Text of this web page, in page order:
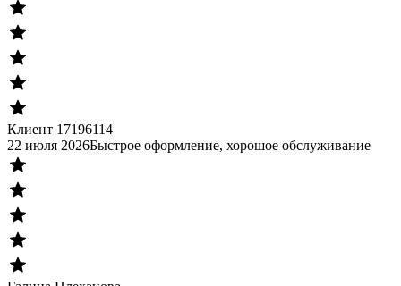
Клиент 17196114
22 июля 2026Быстрое оформление, хорошое обслуживание